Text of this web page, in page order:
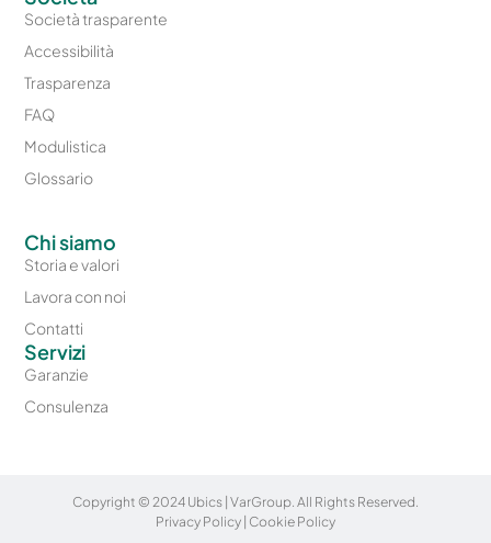
Chi siamo
Storia e valori
Lavora con noi
Contatti
Servizi
Garanzie
Consulenza
Società trasparente
Accessibilità
Trasparenza
FAQ
Modulistica
Glossario
Copyright © 2024 Ubics | VarGroup. All Rights Reserved.
Privacy Policy Cookie Policy